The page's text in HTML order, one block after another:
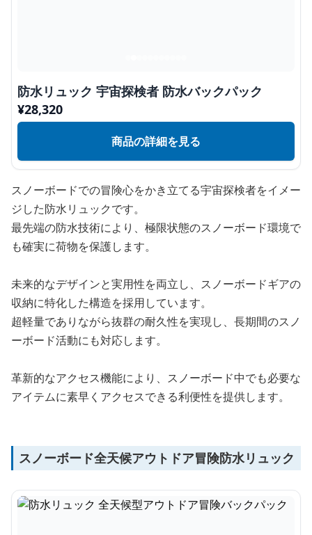
防水リュック 宇宙探検者 防水バックパック
¥28,320
商品の詳細を見る
スノーボードでの冒険心をかき立てる宇宙探検者をイメー
ジした防水リュックです。
最先端の防水技術により、極限状態のスノーボード環境で
も確実に荷物を保護します。
未来的なデザインと実用性を両立し、スノーボードギアの
収納に特化した構造を採用しています。
超軽量でありながら抜群の耐久性を実現し、長期間のスノ
ーボード活動にも対応します。
革新的なアクセス機能により、スノーボード中でも必要な
アイテムに素早くアクセスできる利便性を提供します。
スノーボード全天候アウトドア冒険防水リュック